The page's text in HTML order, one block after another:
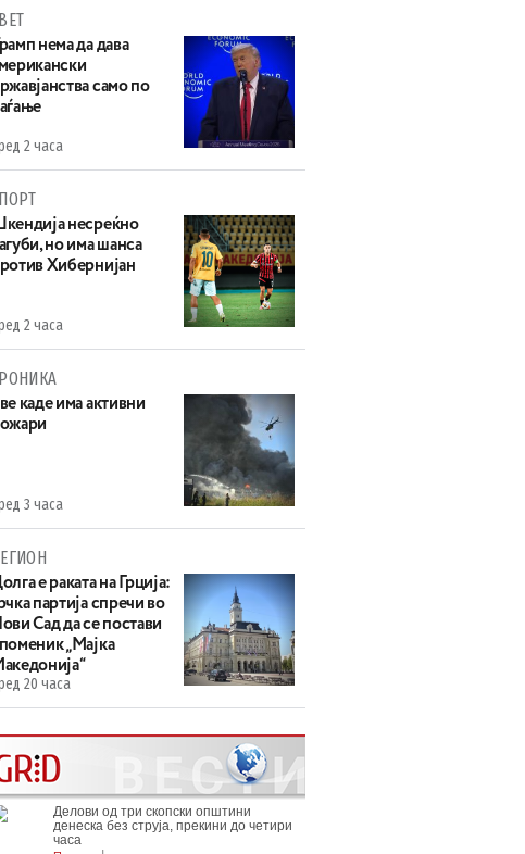
нема да дава
само по
2 часа
несреќно
но има шанса
Хибернијан
2 часа
каде има активни
3 часа
е раката на Грција:
партија спречи во
Сад да се постави
„Мајка
20 часа